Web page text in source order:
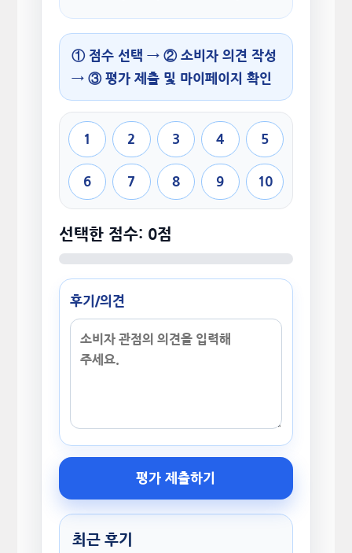
① 점수 선택 → ② 소비자 의견 작성
→ ③ 평가 제출 및 마이페이지 확인
1 2 3 4 5
6 7 8 9 10
선택한 점수: 0점
후기/의견
평가 제출하기
최근 후기